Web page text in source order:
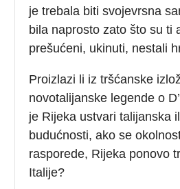
je trebala biti svojevrsna
bila naprosto zato što su ti
prešućeni, ukinuti, nestali
Proizlazi li iz tršćanske
novotalijanske legende o
je Rijeka ustvari talijanska
budućnosti, ako se
rasporede, Rijeka ponovo
Italije?